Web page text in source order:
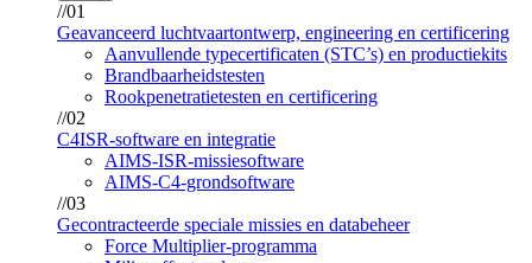
//01
Geavanceerd luchtvaartontwerp, engineering en certificering
Aanvullende typecertificaten (STC’s) en productiekits
Brandbaarheidstesten
Rookpenetratietesten en certificering
//02
C4ISR-software en integratie
AIMS-ISR-missiesoftware
AIMS-C4-grondsoftware
//03
Gecontracteerde speciale missies en databeheer
Force Multiplier-programma